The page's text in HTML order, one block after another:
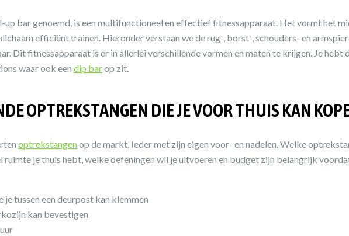
bar genoemd, is een multifunctioneel en effectief fitnessapparaat. Het vormt het
efficiënt trainen. Hieronder verstaan we de rug-, borst-, schouders- en
Dit fitnessapparaat is er in allerlei verschillende vormen en maten te krijgen. Je hebt
waar ook een dip barop zit.
OPTREKSTANGEN DIE JE VOOR THUIS KAN
optrekstangenop de markt. Ieder met zijn eigen voor- en nadelen. Welke
ruimte je thuis hebt, welke oefeningen wil je uitvoeren en budget zijn belangrijk
tussen een deurpost kan klemmen
kan bevestigen